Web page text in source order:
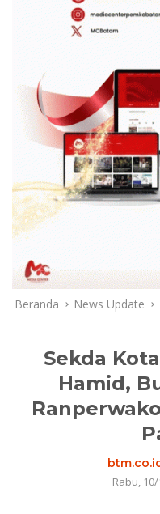
Beranda News Update
Sekda
Hamid,
Rabu,